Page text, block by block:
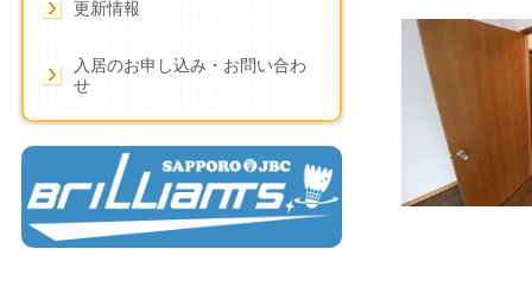
更新情報
入居のお申し込み・お問い合わ
せ